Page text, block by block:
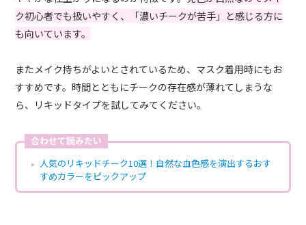
ク初心者でも扱いやすく、「濃いチークが苦手」と感じる方に
も向いています。
またメイク持ちがよいとされているため、マスク着用時にもお
すすめです。時間とともにチークの存在感が薄れてしまうな
ら、リキッドタイプを試してみてください。
合わせて読みたい
人気のリキッドチーク10選！自然な血色感を演出するおす
すめカラーをピックアップ